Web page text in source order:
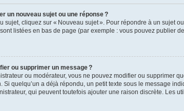
un nouveau sujet ou une réponse ?
sujet, cliquez sur « Nouveau sujet ». Pour répondre à un sujet
listées en bas de page (par exemple : vous pouvez publier
ou supprimer un message ?
ou modérateur, vous ne pouvez modifier ou supprimer
Si quelqu’un a déjà répondu, un petit texte sous le message
qui peuvent toutefois ajouter une raison discrète. Les